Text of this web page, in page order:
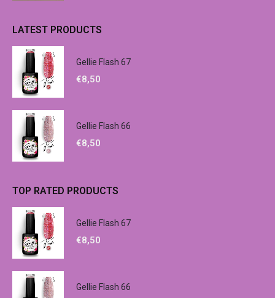
LATEST PRODUCTS
Gellie Flash 67
€8,50
Gellie Flash 66
€8,50
TOP RATED PRODUCTS
Gellie Flash 67
€8,50
Gellie Flash 66